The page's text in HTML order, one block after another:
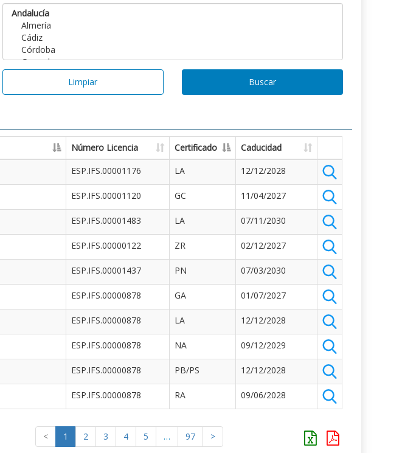
Limpiar Buscar
Número Licencia Certificado
Caducidad
ESP.IFS.00001176 LA 12/12/2028
ESP.IFS.00001120 GC 11/04/2027
ESP.IFS.00001483 LA 07/11/2030
ESP.IFS.00000122 ZR 02/12/2027
ESP.IFS.00001437 PN 07/03/2030
ESP.IFS.00000878 GA 01/07/2027
ESP.IFS.00000878 LA 12/12/2028
ESP.IFS.00000878 NA 09/12/2029
ESP.IFS.00000878 PB/PS 12/12/2028
ESP.IFS.00000878 RA 09/06/2028
< 1 2 3 4 5 … 97 >